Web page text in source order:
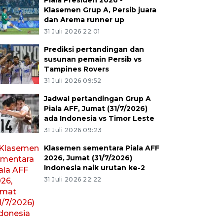
Klasemen Grup A, Persib juara
dan Arema runner up
31 Juli 2026 22:01
Prediksi pertandingan dan
susunan pemain Persib vs
Tampines Rovers
31 Juli 2026 09:52
Jadwal pertandingan Grup A
Piala AFF, Jumat (31/7/2026)
ada Indonesia vs Timor Leste
31 Juli 2026 09:23
Klasemen sementara Piala AFF
2026, Jumat (31/7/2026)
Indonesia naik urutan ke-2
31 Juli 2026 22:22